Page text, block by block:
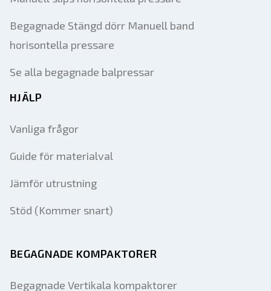
Begagnade Stängd dörr Manuell band
horisontella pressare
Se alla begagnade balpressar
HJÄLP
Vanliga frågor
Guide för materialval
Jämför utrustning
Stöd (Kommer snart)
BEGAGNADE KOMPAKTORER
Begagnade Vertikala kompaktorer